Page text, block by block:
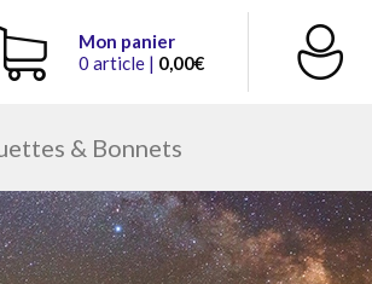
Mon panier
0 article | 0,00€
& Bonnets